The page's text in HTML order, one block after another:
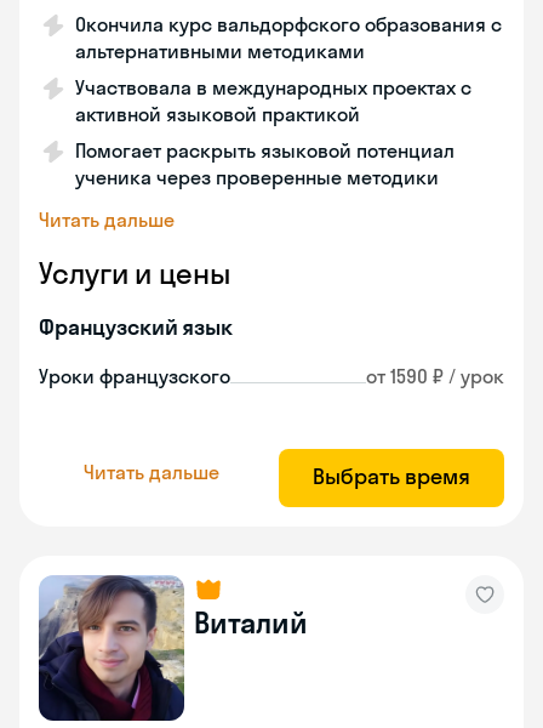
Окончила курс вальдорфского образования с
альтернативными методиками
Участвовала в международных проектах с
активной языковой практикой
Помогает раскрыть языковой потенциал
ученика через проверенные методики
Читать дальше
Услуги и цены
Французский язык
Уроки французского от 1590 ₽ / урок
Читать дальше Выбрать время
Виталий